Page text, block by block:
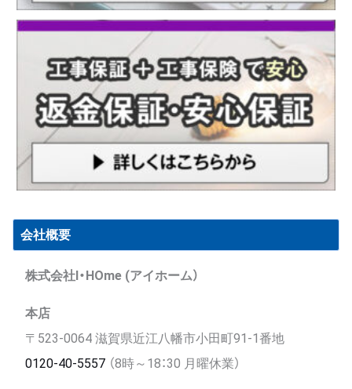
会社概要
株式会社I・HOme (アイホーム）
本店
〒523-0064 滋賀県近江八幡市小田町91-1番地
0120-40-5557（8時～18：30 月曜休業）